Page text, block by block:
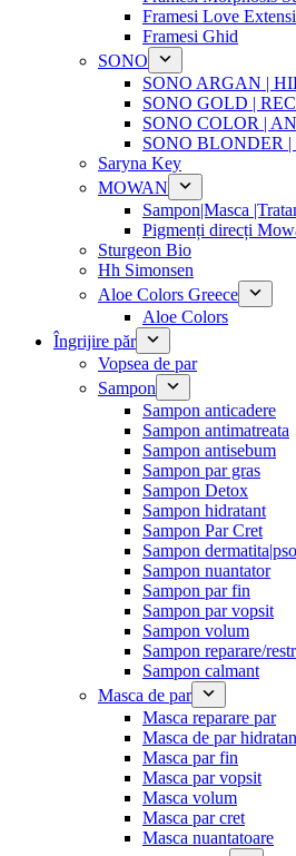
Framesi Love
Framesi Ghid
SONO
SONO ARGAN |
SONO GOLD |
SONO COLOR |
SONO BLONDER
Saryna Key
MOWAN
Sampon|Masca
Pigmenți direcți
Sturgeon Bio
Hh Simonsen
Aloe Colors Greece
Aloe Colors
Îngrijire păr
Vopsea de par
Sampon
Sampon anticadere
Sampon antimatreata
Sampon antisebum
Sampon par gras
Sampon Detox
Sampon hidratant
Sampon Par Cret
Sampon
Sampon nuantator
Sampon par fin
Sampon par vopsit
Sampon volum
Sampon reparare/
Sampon calmant
Masca de par
Masca reparare par
Masca de par
Masca par fin
Masca par vopsit
Masca volum
Masca par cret
Masca nuantatoare